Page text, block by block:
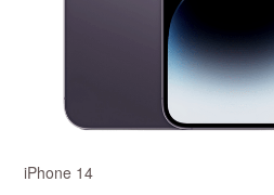
iPhone 14